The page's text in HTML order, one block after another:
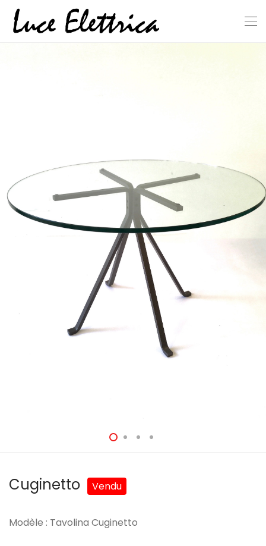
Cuginetto
Modèle : Tavolina Cuginetto